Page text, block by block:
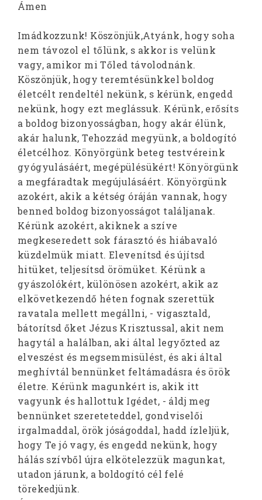
Ámen
Imádkozzunk! Köszönjük,Atyánk, hogy soha
nem távozol el tőlünk, s akkor is velünk
vagy, amikor mi Tőled távolodnánk.
Köszönjük, hogy teremtésünkkel boldog
életcélt rendeltél nekünk, s kérünk, engedd
nekünk, hogy ezt meglássuk. Kérünk, erősíts
a boldog bizonyosságban, hogy akár élünk,
akár halunk, Tehozzád megyünk, a boldogító
életcélhoz. Könyörgünk beteg testvéreink
gyógyulásáért, megépülésükért! Könyörgünk
a megfáradtak megújulásáért. Könyörgünk
azokért, akik a kétség óráján vannak, hogy
benned boldog bizonyosságot találjanak.
Kérünk azokért, akiknek a szíve
megkeseredett sok fárasztó és hiábavaló
küzdelmük miatt. Elevenítsd és újítsd
hitüket, teljesítsd örömüket. Kérünk a
gyászolókért, különösen azokért, akik az
elkövetkezendő héten fognak szerettük
ravatala mellett megállni, - vigasztald,
bátorítsd őket Jézus Krisztussal, akit nem
hagytál a halálban, aki által legyőzted az
elveszést és megsemmisülést, és aki által
meghívtál bennünket feltámadásra és örök
életre. Kérünk magunkért is, akik itt
vagyunk és hallottuk Igédet, - áldj meg
bennünket szereteteddel, gondviselői
irgalmaddal, örök jóságoddal, hadd ízleljük,
hogy Te jó vagy, és engedd nekünk, hogy
hálás szívből újra elkötelezzük magunkat,
utadon járunk, a boldogító cél felé
törekedjünk.